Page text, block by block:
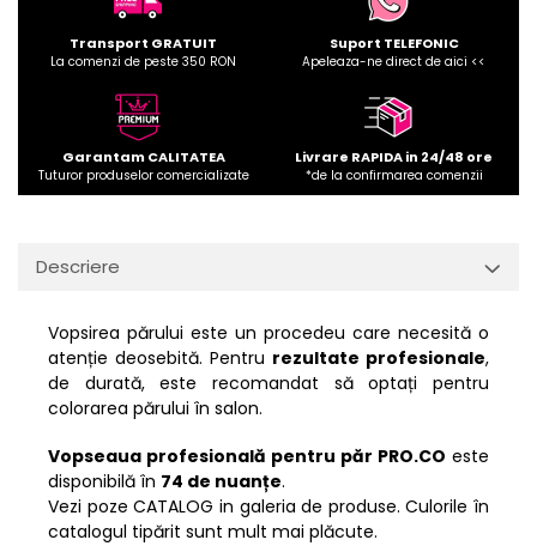
Transport GRATUIT
La comenzi de peste 350 RON
Suport TELEFONIC
Apeleaza-ne direct de aici <<
Garantam CALITATEA
Tuturor produselor comercializate
Livrare RAPIDA in 24/48 ore
*de la confirmarea comenzii
Descriere
Vopsirea părului este un procedeu care necesită o
atenție deosebită. Pentru rezultate profesionale,
de durată, este recomandat să optați pentru
colorarea părului în salon.
Vopseaua profesională pentru păr PRO.CO este
disponibilă în 74 de nuanțe.
Vezi poze CATALOG in galeria de produse. Culorile în
catalogul tipărit sunt mult mai plăcute.